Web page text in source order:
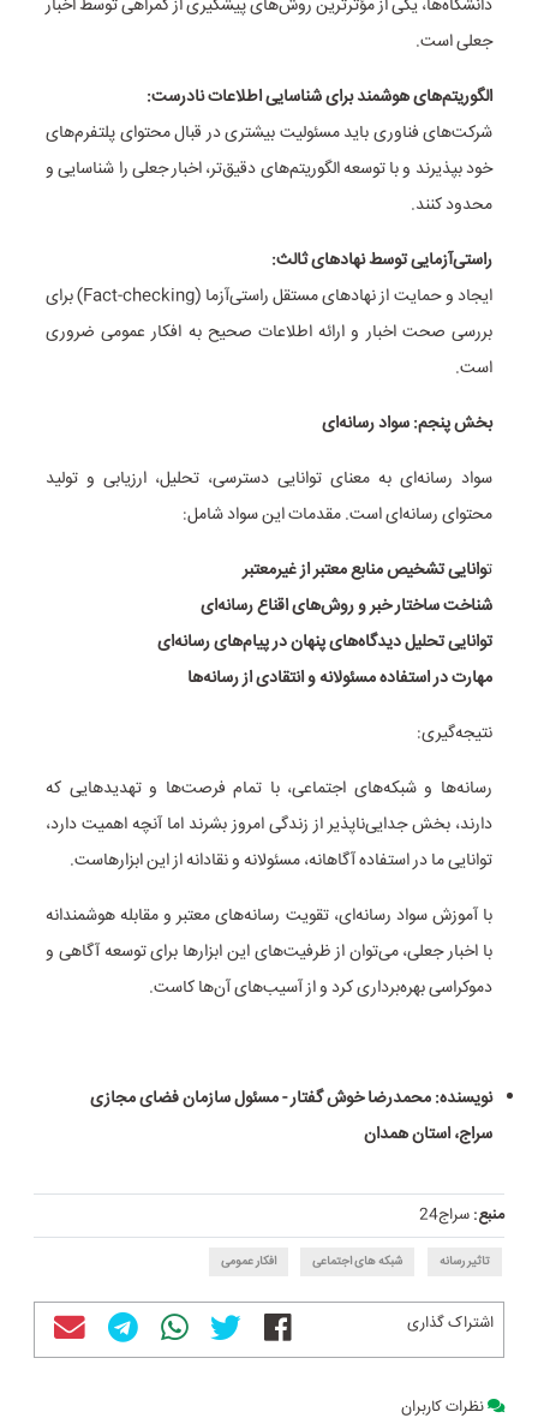
دانشگاه‌ها، یکی از مؤثرترین روش‌های پیشگیری از گمراهی توسط اخبار
جعلی است.
الگوریتم‌های هوشمند برای شناسایی اطلاعات نادرست:
شرکت‌های فناوری باید مسئولیت بیشتری در قبال محتوای پلتفرم‌های
خود بپذیرند و با توسعه الگوریتم‌های دقیق‌تر، اخبار جعلی را شناسایی و
محدود کنند.
راستی‌آزمایی توسط نهادهای ثالث:
ایجاد و حمایت از نهادهای مستقل راستی‌آزما (Fact-checking) برای
بررسی صحت اخبار و ارائه اطلاعات صحیح به افکار عمومی ضروری
است.
بخش پنجم: سواد رسانه‌ای
سواد رسانه‌ای به معنای توانایی دسترسی، تحلیل، ارزیابی و تولید
محتوای رسانه‌ای است. مقدمات این سواد شامل:
توانایی تشخیص منابع معتبر از غیرمعتبر
شناخت ساختار خبر و روش‌های اقناع رسانه‌ای
توانایی تحلیل دیدگاه‌های پنهان در پیام‌های رسانه‌ای
مهارت در استفاده مسئولانه و انتقادی از رسانه‌ها
نتیجه‌گیری:
رسانه‌ها و شبکه‌های اجتماعی، با تمام فرصت‌ها و تهدیدهایی که
دارند، بخش جدایی‌ناپذیر از زندگی امروز بشرند اما آنچه اهمیت دارد،
توانایی ما در استفاده آگاهانه، مسئولانه و نقادانه از این ابزارهاست.
با آموزش سواد رسانه‌ای، تقویت رسانه‌های معتبر و مقابله هوشمندانه
با اخبار جعلی، می‌توان از ظرفیت‌های این ابزارها برای توسعه آگاهی و
دموکراسی بهره‌برداری کرد و از آسیب‌های آن‌ها کاست.
نویسنده: محمدرضا خوش گفتار - مسئول سازمان فضای مجازی
سراج، استان همدان
منبع:سراج24
تاثیر رسانه شبکه های اجتماعی افکار عمومی
اشتراک گذاری
نظرات کاربران